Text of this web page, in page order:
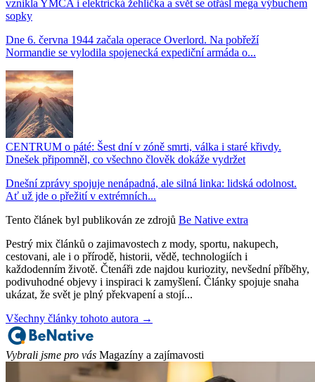
vznikla YMCA i elektrická žehlička a svět se otřásl mega výbuchem
sopky
Dne 6. června 1944 začala operace Overlord. Na pobřeží
Normandie se vylodila spojenecká expediční armáda o...
CENTRUM o páté: Šest dní v zóně smrti, válka i staré křivdy.
Dnešek připomněl, co všechno člověk dokáže vydržet
Dnešní zprávy spojuje nenápadná, ale silná linka: lidská odolnost.
Ať už jde o přežití v extrémních...
Tento článek byl publikován ze zdrojů Be Native extra
Pestrý mix článků o zajimavostech z mody, sportu, nakupech,
cestovani, ale i o přírodě, historii, vědě, technologiích i
každodenním životě. Čtenáři zde najdou kuriozity, nevšední příběhy,
podivuhodné objevy i inspiraci k zamyšlení. Články spojuje snaha
ukázat, že svět je plný překvapení a stojí...
Všechny články tohoto autora →
Vybrali jsme pro vás Magazíny a zajímavosti